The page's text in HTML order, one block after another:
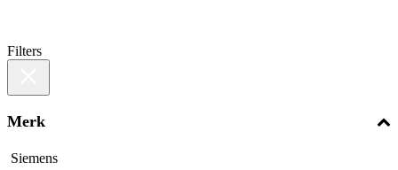
Filters
Merk
Siemens